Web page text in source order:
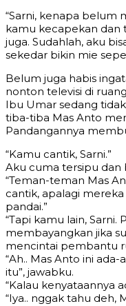
“Sarni, kenapa belum
kamu kecapekan dan
juga. Sudahlah, aku
sekedar bikin mie
Belum juga habis
nonton televisi di
Ibu Umar sedang
tiba-tiba Mas Anto
Pandangannya
“Kamu cantik, Sarni.”
Aku cuma tersipu dan
“Teman-teman Mas
cantik, apalagi
pandai.”
“Tapi kamu lain, Sarni.
membayangkan jika
mencintai pembantu
“Ah.. Mas Anto ini
itu”, jawabku.
“Kalau kenyataannya
“Iya.. nggak tahu deh,